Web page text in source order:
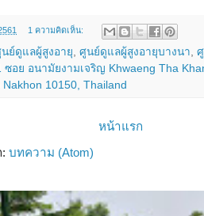
1 ความคิดเห็น:
ย์ดูแลผู้สูงอายุ ศูนย์ดูแลผู้สูงอายุบางนา
ซอย อนามัยงามเจริญ Khwaeng Tha
10150, Thailand
หน้าแรก
บทความ (Atom)